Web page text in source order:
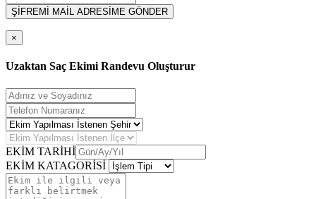
ŞİFREMİ MAİL ADRESİME GÖNDER
×
Uzaktan Saç Ekimi Randevu Oluşturur
EKİM TARİHİ
EKİM KATAGORİSİ